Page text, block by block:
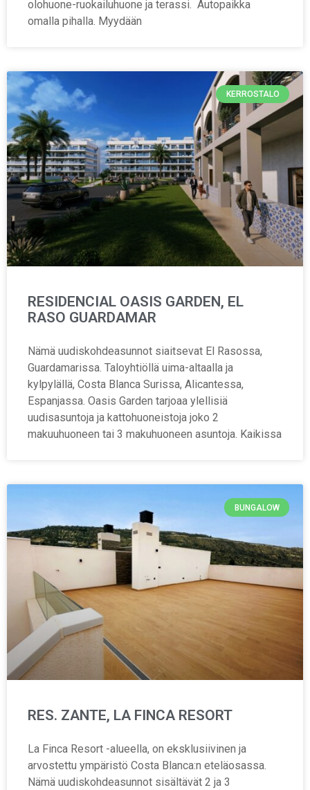
olohuone-ruokailuhuone ja terassi. Autopaikka
omalla pihalla. Myydään
KERROSTALO
RESIDENCIAL OASIS GARDEN, EL
RASO GUARDAMAR
Nämä uudiskohdeasunnot siaitsevat El Rasossa,
Guardamarissa. Taloyhtiöllä uima-altaalla ja
kylpylällä, Costa Blanca Surissa, Alicantessa,
Espanjassa. Oasis Garden tarjoaa ylellisiä
uudisasuntoja ja kattohuoneistoja joko 2
makuuhuoneen tai 3 makuhuoneen asuntoja. Kaikissa
BUNGALOW
RES. ZANTE, LA FINCA RESORT
La Finca Resort -alueella, on eksklusiivinen ja
arvostettu ympäristö Costa Blanca:n eteläosassa.
Nämä uudiskohdeasunnot sisältävät 2 ja 3